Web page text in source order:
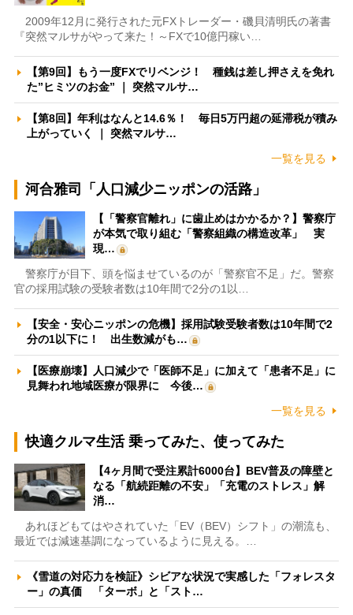
2009年12月に発行された元FXトレーダー・磯貝清明氏の著書
『突然マルサがやって来た！～FXで10億円稼い…
【第9回】もう一度FXでリベンジ！ 種銭は差し押さえを免れ
た”ヒミツのお金” ｜ 突然マルサ…
【第8回】年利はなんと14.6％！ 毎日5万円超の延滞税が積み
上がっていく ｜ 突然マルサ…
一覧を見る
河合雅司「人口減少ニッポンの活路」
【「警察官離れ」に歯止めはかかるか？】警察庁
が本気で取り組む「警察組織の構造改革」 実
現…
警察庁が目下、頭を悩ませているのが「警察官不足」だ。警察
官の採用試験の受験者数は10年間で2分の1以…
【安全・安心ニッポンの危機】採用試験受験者数は10年間で2
分の1以下に！ 出生数減がも…
【医療崩壊】人口減少で「医師不足」に加えて「患者不足」に
見舞われ地域医療が限界に 今後…
一覧を見る
快適クルマ生活 乗ってみた、使ってみた
【4ヶ月間で受注累計6000台】BEV普及の障壁と
なる「航続距離の不安」「充電のストレス」解
消…
あれほどもてはやされていた「EV（BEV）シフト」の潮流も、
最近では減速基調になっているように見える。…
《雪道の対応力を検証》シビアな状況で実感した「フォレスタ
ー」の真価 「ターボ」と「スト…